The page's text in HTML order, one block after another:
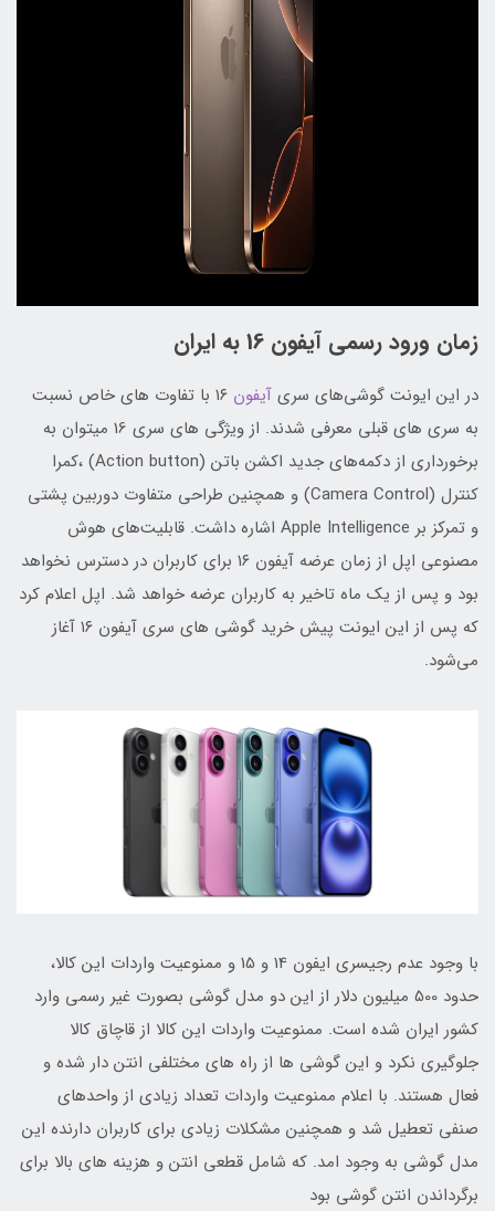
زمان ورود رسمی آیفون 16 به ایران
در این ایونت گوشی‌های سری آیفون
۱۶ با تفاوت های خاص نسبت
به سری های قبلی معرفی شدند. از ویژگی های سری 16 میتوان به
برخورداری از دکمه‌های جدید اکشن باتن (Action button) ،کمرا
کنترل (Camera Control) و همچنین طراحی متفاوت دوربین پشتی
و تمرکز بر Apple Intelligence اشاره داشت. قابلیت‌های هوش
مصنوعی اپل از زمان عرضه آیفون ۱۶ برای کاربران در دسترس نخواهد
بود و پس از یک ماه تاخیر به کاربران عرضه خواهد شد. اپل اعلام کرد
که پس از این ایونت پیش‌ خرید گوشی های سری آیفون ۱۶ آغاز
می‌شود.
با وجود عدم رجیسری ایفون 14 و 15 و ممنوعیت واردات این کالا،
حدود 500 میلیون دلار از این دو مدل گوشی بصورت غیر رسمی وارد
کشور ایران شده است. ممنوعیت واردات این کالا از قاچاق کالا
جلوگیری نکرد و این گوشی ها از راه های مختلفی انتن دار شده و
فعال هستند. با اعلام ممنوعیت واردات تعداد زیادی از واحدهای
صنفی تعطیل شد و همچنین مشکلات زیادی برای کاربران دارنده این
مدل گوشی به وجود امد. که شامل قطعی انتن و هزینه های بالا برای
برگرداندن انتن گوشی بود